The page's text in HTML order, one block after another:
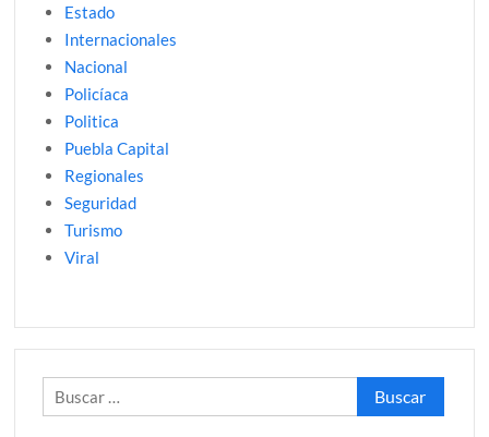
Estado
Internacionales
Nacional
Policíaca
Politica
Puebla Capital
Regionales
Seguridad
Turismo
Viral
Buscar: